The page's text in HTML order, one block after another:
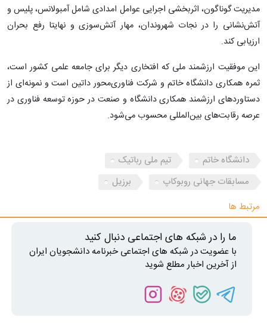
مدیریت گوناگون، اثربخشی اجرایی عوامل امدادی شامل آمبولانس، پلیس و
آتش‌نشانی را در نجات شهروندان، مهار آتش‌سوزی و نهایتا رفع بحران
ارزیابی کند.
این موفقیت ارزشمند ملی که افتخاری دیگر برای جامعه علمی کشور است،
ثمره همکاری دانشگاه خاتم و شرکت فناوری‌محور داتین است و نمونه‌ای از
دستاوردهای ارزشمند همکاری دانشگاه و صنعت در حوزه توسعه فناوری در
عرصه رقابت‌های بین‌المللی محسوب می‌شود.
دانشگاه خاتم
تیم ملی رباتیک
مسابقات جهانی روبوکاپ
برزیل
مرتبط ها
ما را در شبکه های اجتماعی دنبال کنید
با عضویت در شبکه های اجتماعی خبرنامه دانشجویان ایران
از آخرین اخبار مطلع شوید